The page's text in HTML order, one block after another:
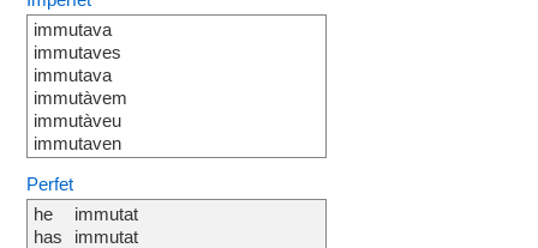
immutava
immutaves
immutava
immutàvem
immutàveu
immutaven
Perfet
he
has
immutat
immutat